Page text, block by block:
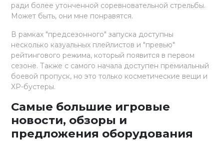
ради более утонченной соревновательной стрельбы.
Может быть, они мне понравятся.
В рамках "предсезонного" запуска доступны
несколько казуальных плейлистов и "превью"
рейтингового режима, который появится в первом
сезоне. Также с самого начала доступен премиальный
боевой пропуск, но это только косметические вещи и
XP-бустеры.
Самые большие игровые
новости, обзоры и
предложения оборудования